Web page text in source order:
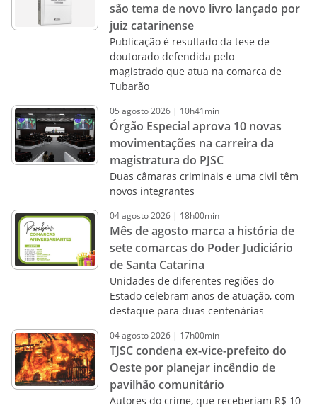
são tema de novo livro lançado por
juiz catarinense
Publicação é resultado da tese de
doutorado defendida pelo
magistrado que atua na comarca de
Tubarão
05 agosto2026 | 10h41min
Órgão Especial aprova 10 novas
movimentações na carreira da
magistratura do PJSC
Duas câmaras criminais e uma civil têm
novos integrantes
04agosto2026 | 18h00min
Mês de agosto marca a história de
sete comarcas do Poder Judiciário
de Santa Catarina
Unidades de diferentes regiões do
Estado celebram anos de atuação, com
destaque para duas centenárias
04agosto2026 | 17h00min
TJSC condena ex-vice-prefeito do
Oeste por planejar incêndio de
pavilhão comunitário
Autores do crime, que receberiam R$ 10